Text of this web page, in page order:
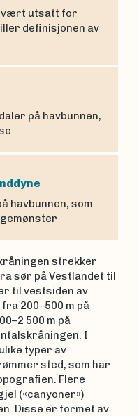
vært utsatt for
definisjonen av
på havbunnen,
havbun­nen, som
strekker
sør på Vestlandet til
til vestsiden av
200–500 m på
500 m på
I
typer av
sted, som har
Flere
(«canyoner»)
Disse er formet av